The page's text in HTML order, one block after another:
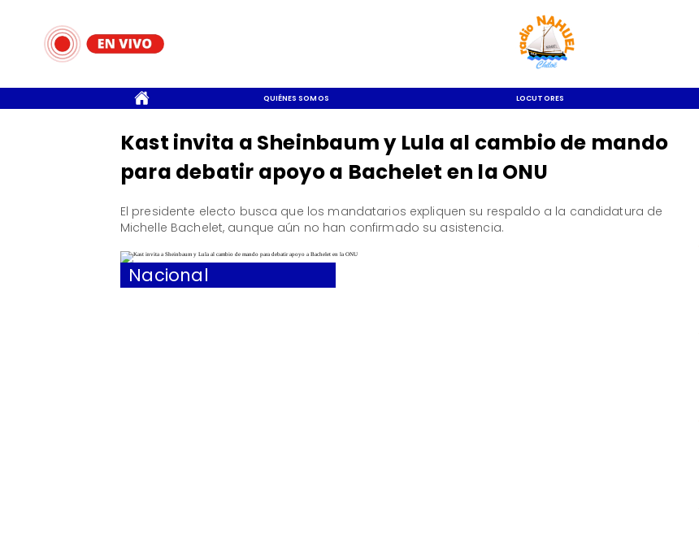
QUIÉNES SOMOS LOCUTORES
Nacional
Kast invita a Sheinbaum y Lula al cambio de mando
para debatir apoyo a Bachelet en la ONU
El presidente electo busca que los mandatarios expliquen su respaldo a la candidatura de
Michelle Bachelet, aunque aún no han confirmado su asistencia.